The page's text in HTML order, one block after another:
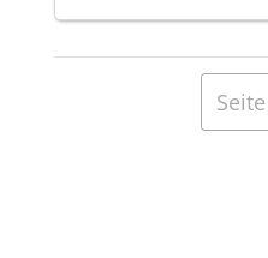
Seite